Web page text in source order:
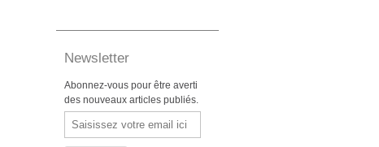
Newsletter
Abonnez-vous pour être averti
des nouveaux articles publiés.
Email